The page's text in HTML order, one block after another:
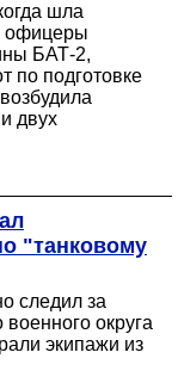
шла
офицеры
БАТ-2,
по подготовке
двух
"танковому
следил за
округа
экипажи из